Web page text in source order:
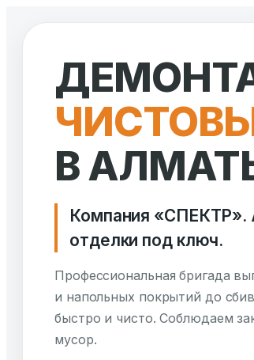
содержимому
В
Компания «СПЕКТР».
отделки под ключ.
Профессиональная бригада
и напольных покрытий до
быстро и чисто. Соблюдаем
мусор.